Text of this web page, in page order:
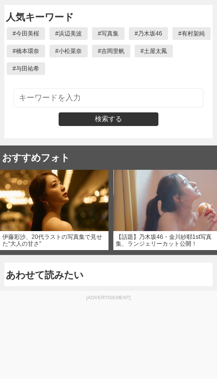
人気キーワード
#今田美桜 #浜辺美波 #写真集 #乃木坂46 #有村架純
#橋本環奈 #小松菜奈 #吉岡里帆 #土屋太鳳
#与田祐希
検索する
おすすめフォト
伊藤彩沙、20代ラストの写真集で見せ
た“大人の甘さ”
【話題】乃木坂46・金川紗耶1st写真
集、ランジェリーカット公開！
あわせて読みたい
[ADVERTISEMENT]